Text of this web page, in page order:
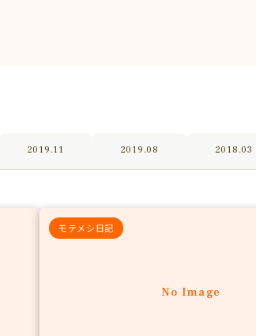
2019.11 2019.08 2018.03
No Image
モテメシ日記